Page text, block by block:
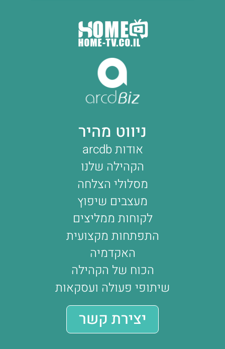
ניווט מהיר
אודות arcdb
הקהילה שלנו
מסלולי הצלחה
מעצבים שיפוץ
לקוחות ממליצים
התפתחות מקצועית
האקדמיה
הכוח של הקהילה
שיתופי פעולה ועסקאות
יצירת קשר